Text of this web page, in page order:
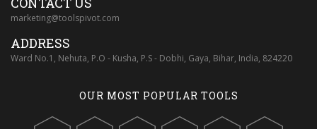
marketing@toolspivot.com
ADDRESS
Ward No.1, Nehuta, P.O - Kusha, P.S - Dobhi, Gaya, Bihar, India, 824220
OUR MOST POPULAR TOOLS